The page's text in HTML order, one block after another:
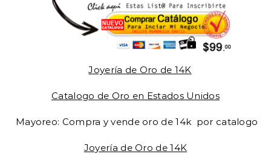
Joyería de Oro de 14K
Catalogo de Oro en Estados Unidos
​Mayoreo: Compra y vende oro de 14k por catalogo
Joyería de Oro de 14K